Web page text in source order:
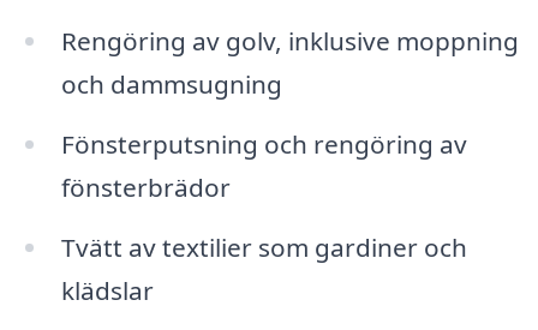
Rengöring av golv, inklusive moppning
och dammsugning
Fönsterputsning och rengöring av
fönsterbrädor
Tvätt av textilier som gardiner och
klädslar